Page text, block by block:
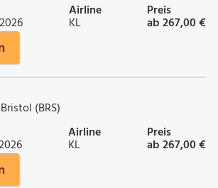
Airline
KL
Preis
ab 267,00 €
(BRS)
Airline
KL
Preis
ab 267,00 €